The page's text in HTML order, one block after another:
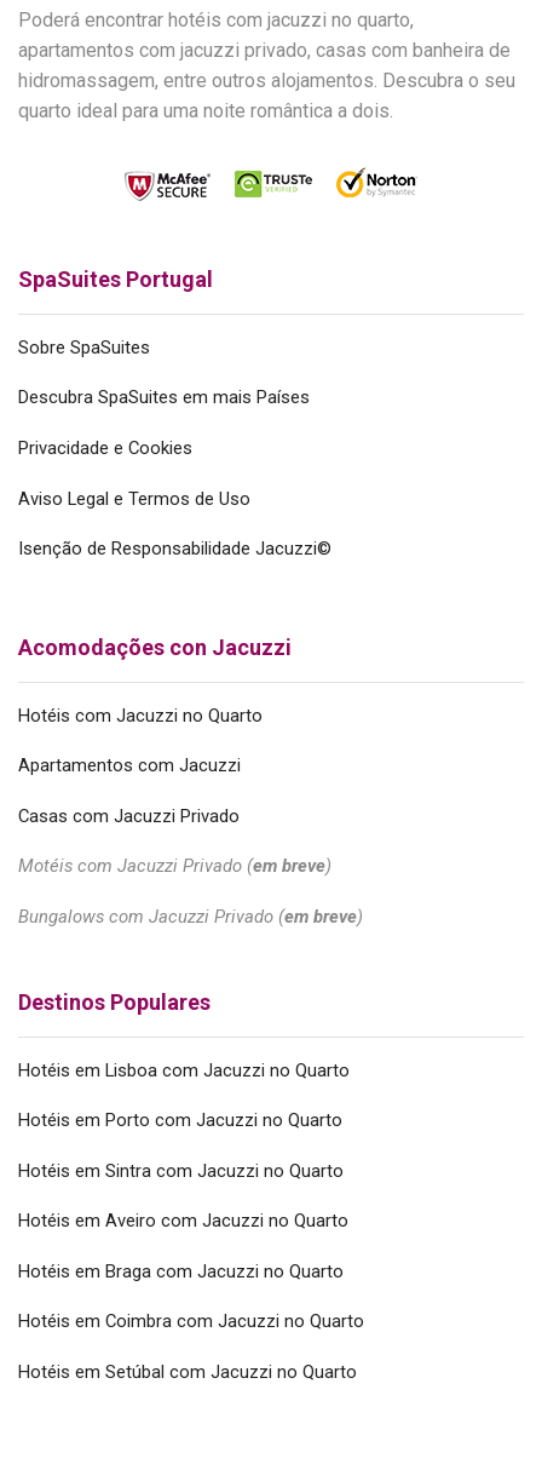
Poderá encontrar hotéis com jacuzzi no quarto,
apartamentos com jacuzzi privado, casas com banheira de
hidromassagem, entre outros alojamentos. Descubra o seu
quarto ideal para uma noite romântica a dois.
SpaSuites Portugal
Sobre SpaSuites
Descubra SpaSuites em mais Países
Privacidade e Cookies
Aviso Legal e Termos de Uso
Isenção de Responsabilidade Jacuzzi©
Acomodações con Jacuzzi
Hotéis com Jacuzzi no Quarto
Apartamentos com Jacuzzi
Casas com Jacuzzi Privado
Motéis com Jacuzzi Privado (em breve)
Bungalows com Jacuzzi Privado (em breve)
Destinos Populares
Hotéis em Lisboa com Jacuzzi no Quarto
Hotéis em Porto com Jacuzzi no Quarto
Hotéis em Sintra com Jacuzzi no Quarto
Hotéis em Aveiro com Jacuzzi no Quarto
Hotéis em Braga com Jacuzzi no Quarto
Hotéis em Coimbra com Jacuzzi no Quarto
Hotéis em Setúbal com Jacuzzi no Quarto